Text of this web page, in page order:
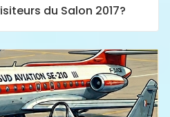
du Salon 2017?